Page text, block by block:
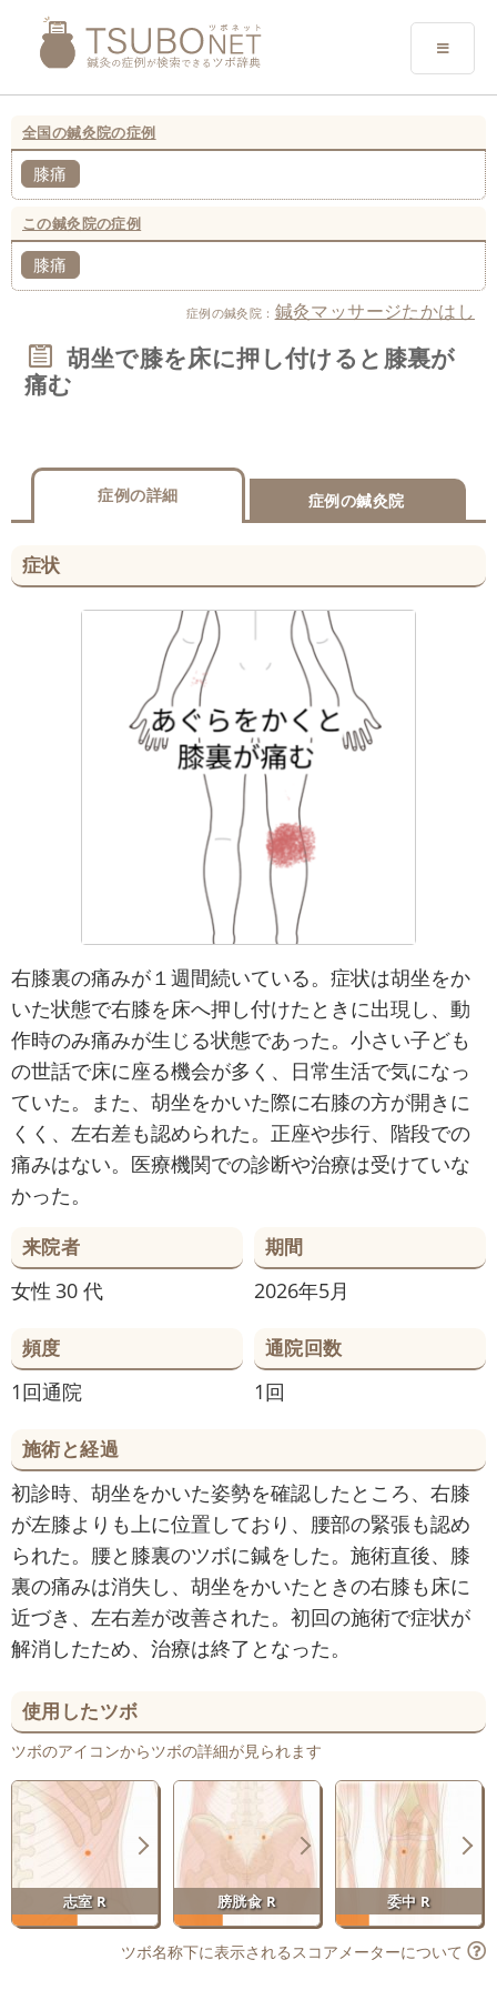
全国の鍼灸院の症例
膝痛
この鍼灸院の症例
膝痛
症例の鍼灸院： 鍼灸マッサージたかはし
胡坐で膝を床に押し付けると膝裏が
痛む
症例の詳細 症例の鍼灸院
症状
右膝裏の痛みが１週間続いている。症状は胡坐をか
いた状態で右膝を床へ押し付けたときに出現し、動
作時のみ痛みが生じる状態であった。小さい子ども
の世話で床に座る機会が多く、日常生活で気になっ
ていた。また、胡坐をかいた際に右膝の方が開きに
くく、左右差も認められた。正座や歩行、階段での
痛みはない。医療機関での診断や治療は受けていな
かった。
来院者
女性 30 代
期間
2026年5月
頻度
1回通院
通院回数
1回
施術と経過
初診時、胡坐をかいた姿勢を確認したところ、右膝
が左膝よりも上に位置しており、腰部の緊張も認め
られた。腰と膝裏のツボに鍼をした。施術直後、膝
裏の痛みは消失し、胡坐をかいたときの右膝も床に
近づき、左右差が改善された。初回の施術で症状が
解消したため、治療は終了となった。
使用したツボ
ツボのアイコンからツボの詳細が見られます
志室 R 膀胱兪 R 委中 R
ツボ名称下に表示されるスコアメーターについて